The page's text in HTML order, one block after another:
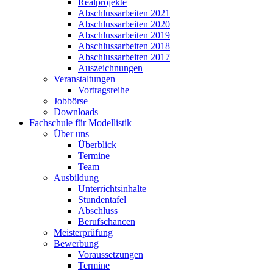
Realprojekte
Abschlussarbeiten 2021
Abschlussarbeiten 2020
Abschlussarbeiten 2019
Abschlussarbeiten 2018
Abschlussarbeiten 2017
Auszeichnungen
Veranstaltungen
Vortragsreihe
Jobbörse
Downloads
Fachschule für Modellistik
Über uns
Überblick
Termine
Team
Ausbildung
Unterrichtsinhalte
Stundentafel
Abschluss
Berufschancen
Meisterprüfung
Bewerbung
Voraussetzungen
Termine